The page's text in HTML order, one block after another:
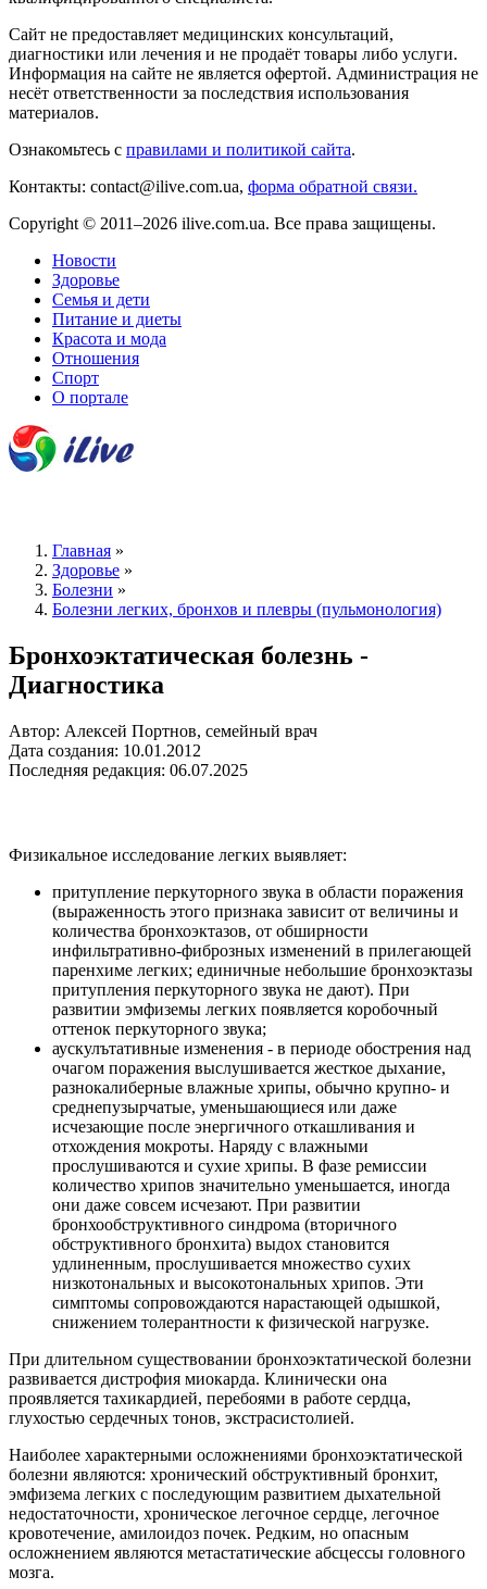
Сайт не предоставляет медицинских консультаций,
диагностики или лечения и не продаёт товары либо услуги.
Информация на сайте не является офертой. Администрация не
несёт ответственности за последствия использования
материалов.
Ознакомьтесь с правилами и политикой сайта.
Контакты: contact@ilive.com.ua, форма обратной связи.
Copyright © 2011–2026 ilive.com.ua. Все права защищены.
Новости
Здоровье
Семья и дети
Питание и диеты
Красота и мода
Отношения
Спорт
О портале
Главная »
Здоровье »
Болезни »
Болезни легких, бронхов и плевры (пульмонология)
Бронхоэктатическая болезнь -
Диагностика
Автор: Алексей Портнов, семейный врач
Дата создания: 10.01.2012
Последняя редакция: 06.07.2025
Физикальное исследование легких выявляет:
притупление перкуторного звука в области поражения
(выраженность этого признака зависит от величины и
количества бронхоэктазов, от обширности
инфильтративно-фиброзных изменений в прилегающей
паренхиме легких; единичные небольшие бронхоэктазы
притупления перкуторного звука не дают). При
развитии эмфиземы легких появляется коробочный
оттенок перкуторного звука;
аускулътативные изменения - в периоде обострения над
очагом поражения выслушивается жесткое дыхание,
разнокалиберные влажные хрипы, обычно крупно- и
среднепузырчатые, уменьшающиеся или даже
исчезающие после энергичного откашливания и
отхождения мокроты. Наряду с влажными
прослушиваются и сухие хрипы. В фазе ремиссии
количество хрипов значительно уменьшается, иногда
они даже совсем исчезают. При развитии
бронхообструктивного синдрома (вторичного
обструктивного бронхита) выдох становится
удлиненным, прослушивается множество сухих
низкотональных и высокотональных хрипов. Эти
симптомы сопровождаются нарастающей одышкой,
снижением толерантности к физической нагрузке.
При длительном существовании бронхоэктатической болезни
развивается дистрофия миокарда. Клинически она
проявляется тахикардией, перебоями в работе сердца,
глухостью сердечных тонов, экстрасистолией.
Наиболее характерными осложнениями бронхоэктатической
болезни являются: хронический обструктивный бронхит,
эмфизема легких с последующим развитием дыхательной
недостаточности, хроническое легочное сердце, легочное
кровотечение, амилоидоз почек. Редким, но опасным
осложнением являются метастатические абсцессы головного
мозга.